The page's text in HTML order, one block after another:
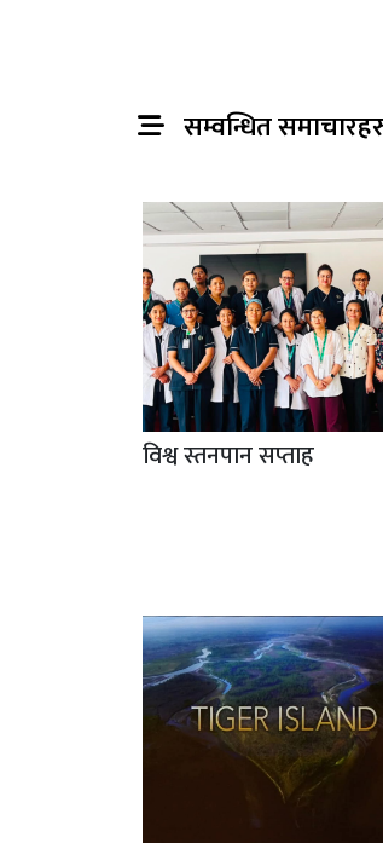
सम्वन्धित
विश्व स्तनपान सप्ताह